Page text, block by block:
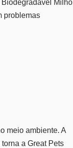
Milho
problemas
meio ambiente. A
a Great Pets